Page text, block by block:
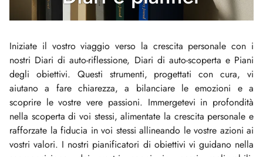
Iniziate il vostro viaggio verso la crescita personale con i
nostri Diari di auto-riflessione, Diari di auto-scoperta e Piani
degli obiettivi. Questi strumenti, progettati con cura, vi
aiutano a fare chiarezza, a bilanciare le emozioni e a
scoprire le vostre vere passioni. Immergetevi in profondità
nella scoperta di voi stessi, alimentate la crescita personale e
rafforzate la fiducia in voi stessi allineando le vostre azioni ai
vostri valori. I nostri pianificatori di obiettivi vi guidano nella